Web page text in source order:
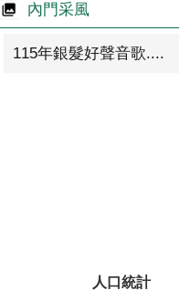
內門采風
115年銀髮好聲音歌....
人口統計